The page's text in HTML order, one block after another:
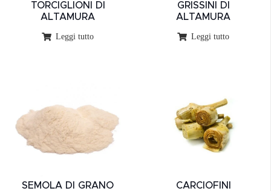
TORCIGLIONI DI
ALTAMURA
Leggi tutto
GRISSINI DI
ALTAMURA
Leggi tutto
SEMOLA DI GRANO
CARCIOFINI